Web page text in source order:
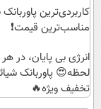
کاربردی‌ترین پاوربانک
مناسب‌ترین قیمت❗
انرژی بی پایان، در
لحظه😍 پاوربانک
تخفیف ویژه🔥